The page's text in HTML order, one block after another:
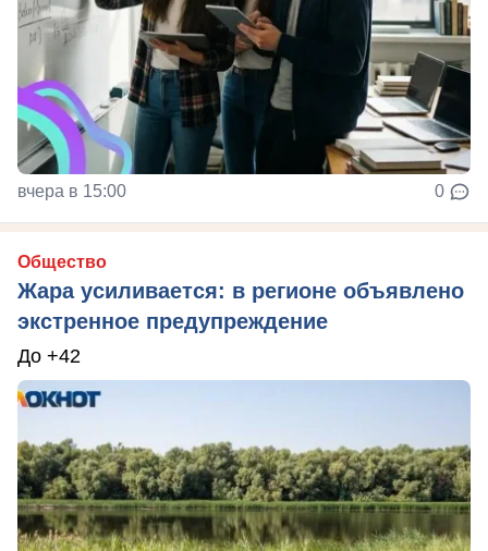
вчера в 15:00 0
Общество
Жара усиливается: в регионе объявлено
экстренное предупреждение
До +42